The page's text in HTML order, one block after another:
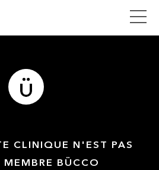
CLINIQUE N'EST PAS
MEMBRE BÜCCO